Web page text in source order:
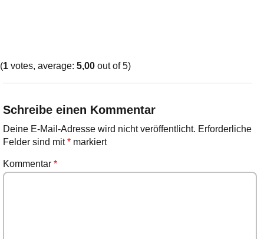
(1 votes, average: 5,00 out of 5)
Schreibe einen Kommentar
Deine E-Mail-Adresse wird nicht veröffentlicht. Erforderliche
Felder sind mit*markiert
Kommentar *